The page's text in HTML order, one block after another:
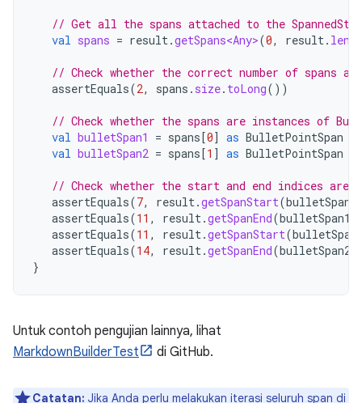
// Get all the spans attached to the
val spans = result .getSpans<Any>(0, result .
// Check whether the correct number of spans
assertEquals(2, spans . size. toLong())
// Check whether the spans are instances of
val bulletSpan1 = spans[0] as BulletPointSpan
val bulletSpan2 = spans[1 ] as BulletPointSpan
// Check whether the start and end indices are
assertEquals(7, result .getSpanStart(bulletSpan1
assertEquals(11 , result .getSpanEnd(bulletSpan1
assertEquals(11 , result .getSpanStart(
assertEquals(14, result .getSpanEnd(bulletSpan2
}
Untuk contoh pengujian lainnya, lihat
MarkdownBuilderTest
di GitHub.
Catatan: Jika Anda perlu melakukan iterasi seluruh span di